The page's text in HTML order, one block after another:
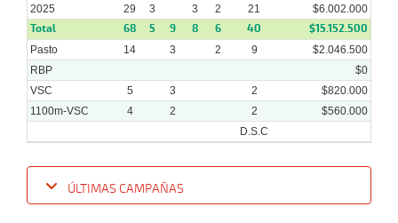
2025 29 3 3 2 21 $6.002.000
Total 68 5 9 8 6 40 $15.152.500
Pasto 14 3 2 9
$2.046.500
RBP
$0
VSC
5 3 2
$820.000
1100m-VSC
4 2 2
$560.000
D.S.C
ÚLTIMAS CAMPAÑAS